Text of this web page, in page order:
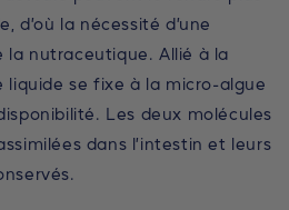
d’où la nécessité d’une
nutraceutique. Allié à la
liquide se fixe à la micro-algue
Les deux molécules
dans l’intestin et leurs